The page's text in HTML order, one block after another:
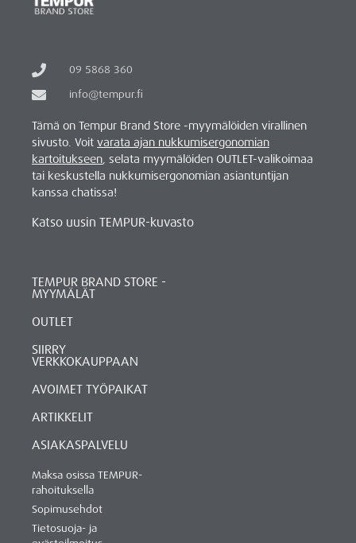
09 5868 360
info@tempur.fi
Tämä on Tempur Brand Store -myymälöiden virallinen
sivusto. Voit varata ajan nukkumisergonomian
kartoitukseen, selata myymälöiden OUTLET-valikoimaa
tai keskustella nukkumisergonomian asiantuntijan
kanssa chatissa!
Katso uusin TEMPUR-kuvasto
TEMPUR BRAND STORE -
MYYMÄLÄT
OUTLET
SIIRRY
VERKKOKAUPPAAN
AVOIMET TYÖPAIKAT
ARTIKKELIT
ASIAKASPALVELU
Maksa osissa TEMPUR-
rahoituksella
Sopimusehdot
Tietosuoja- ja